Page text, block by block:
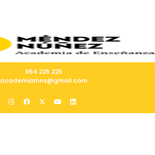
954 225 225
academiamns@gmail.com